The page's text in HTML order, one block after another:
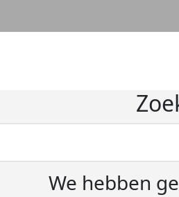
We hebben